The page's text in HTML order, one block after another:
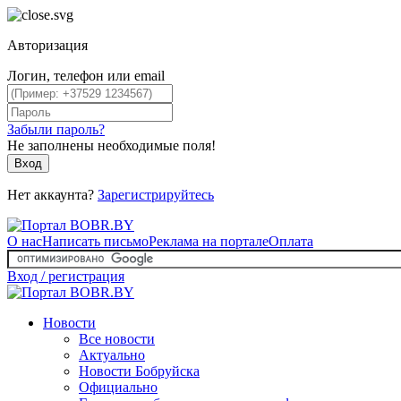
Авторизация
Логин, телефон или email
Забыли пароль?
Не заполнены необходимые поля!
Вход
Нет аккаунта? Зарегистрируйтесь
О насНаписать письмоРеклама на порталеОплата
Вход / регистрация
Новости
Все новости
Актуально
Новости Бобруйска
Официально